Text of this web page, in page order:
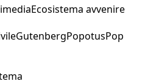
Ecosistema avvenire
GutenbergPopotusPop